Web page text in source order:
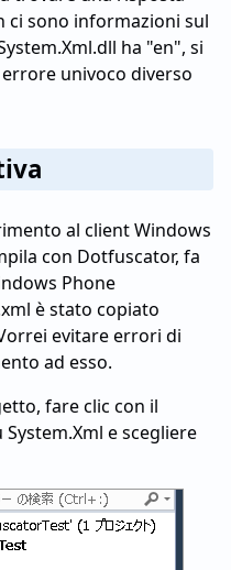
ci sono informazioni sul
ha "en", si
univoco diverso
al client Windows
con Dotfuscator, fa
Phone
è stato copiato
evitare errori di
ad esso.
fare clic con il
e scegliere